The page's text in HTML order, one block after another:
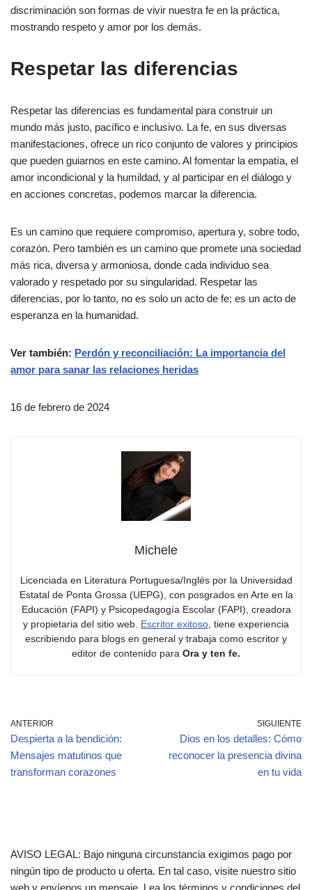
discriminación son formas de vivir nuestra fe en la práctica,
mostrando respeto y amor por los demás.
Respetar las diferencias
Respetar las diferencias es fundamental para construir un
mundo más justo, pacífico e inclusivo. La fe, en sus diversas
manifestaciones, ofrece un rico conjunto de valores y principios
que pueden guiarnos en este camino. Al fomentar la empatía, el
amor incondicional y la humildad, y al participar en el diálogo y
en acciones concretas, podemos marcar la diferencia.
Es un camino que requiere compromiso, apertura y, sobre todo,
corazón. Pero también es un camino que promete una sociedad
más rica, diversa y armoniosa, donde cada individuo sea
valorado y respetado por su singularidad. Respetar las
diferencias, por lo tanto, no es solo un acto de fe; es un acto de
esperanza en la humanidad.
Ver también: Perdón y reconciliación: La importancia del
amor para sanar las relaciones heridas
16 de febrero de 2024
Michele
Licenciada en Literatura Portuguesa/Inglés por la Universidad
Estatal de Ponta Grossa (UEPG), con posgrados en Arte en la
Educación (FAPI) y Psicopedagogía Escolar (FAPI), creadora
y propietaria del sitio web. Escritor exitoso , tiene experiencia
escribiendo para blogs en general y trabaja como escritor y
editor de contenido para Ora y ten fe.
ANTERIOR
Despierta a la bendición:
Mensajes matutinos que
transforman corazones
SIGUIENTE
Dios en los detalles: Cómo
reconocer la presencia divina
en tu vida
AVISO LEGAL: Bajo ninguna circunstancia exigimos pago por
ningún tipo de producto u oferta. En tal caso, visite nuestro sitio
web y envíenos un mensaje. Lea los términos y condiciones del